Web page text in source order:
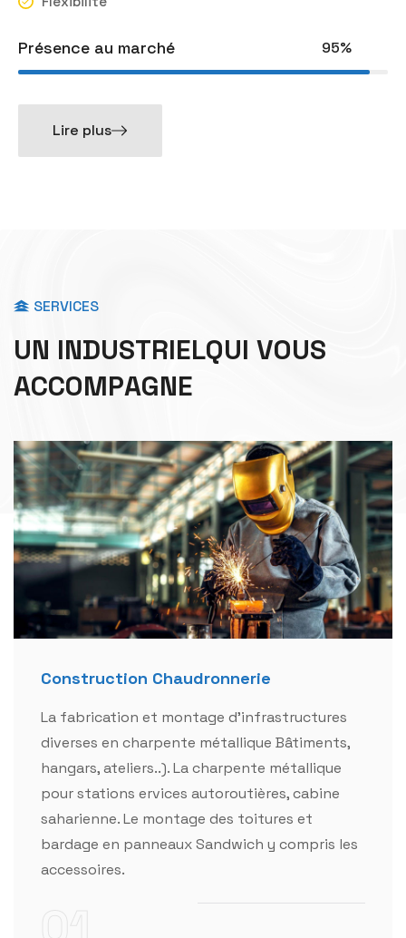
Présence au marché 95%
Lire plus
SERVICES
UN INDUSTRIELQUI VOUS
ACCOMPAGNE
Construction Chaudronnerie
La fabrication et montage d'infrastructures
diverses en charpente métallique Bâtiments,
hangars, ateliers..). La charpente métallique
pour stations ervices autoroutières, cabine
saharienne. Le montage des toitures et
bardage en panneaux Sandwich y compris les
accessoires.